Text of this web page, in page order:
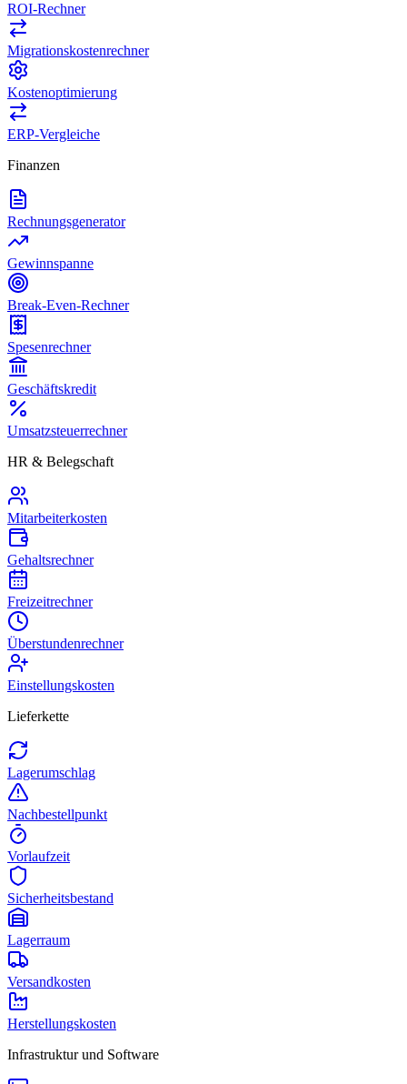
ROI-Rechner
Migrationskostenrechner
Kostenoptimierung
ERP-Vergleiche
Finanzen
Rechnungsgenerator
Gewinnspanne
Break-Even-Rechner
Spesenrechner
Geschäftskredit
Umsatzsteuerrechner
HR & Belegschaft
Mitarbeiterkosten
Gehaltsrechner
Freizeitrechner
Überstundenrechner
Einstellungskosten
Lieferkette
Lagerumschlag
Nachbestellpunkt
Vorlaufzeit
Sicherheitsbestand
Lagerraum
Versandkosten
Herstellungskosten
Infrastruktur und Software